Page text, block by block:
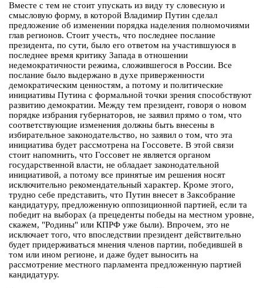
Вместе с тем не стоит упускать из виду ту словесную и
смысловую форму, в которой Владимир Путин сделал
предложение об изменении порядка наделения полномочиями
глав регионов. Стоит учесть, что последнее послание
президента, по сути, было его ответом на участившуюся в
последнее время критику Запада в отношении
недемократичности режима, сложившегося в России. Все
послание было выдержано в духе приверженности
демократическим ценностям, а потому и политические
инициативы Путина с формальной точки зрения способствуют
развитию демократии. Между тем президент, говоря о новом
порядке избрания губернаторов, не заявил прямо о том, что
соответствующие изменения должны быть внесены в
избирательное законодательство, но заявил о том, что эта
инициатива будет рассмотрена на Госсовете. В этой связи
стоит напомнить, что Госсовет не является органом
государственной власти, не обладает законодательной
инициативой, а потому все принятые им решения носят
исключительно рекомендательный характер. Кроме этого,
трудно себе представить, что Путин внесет в Заксобрание
кандидатуру, предложенную оппозиционной партией, если та
победит на выборах (а прецеденты победы на местном уровне,
скажем, "Родины" или КПРФ уже были). Впрочем, это не
исключает того, что впоследствии президент действительно
будет придерживаться мнения членов партии, победившей в
том или ином регионе, и даже будет выносить на
рассмотрение местного парламента предложенную партией
кандидатуру.